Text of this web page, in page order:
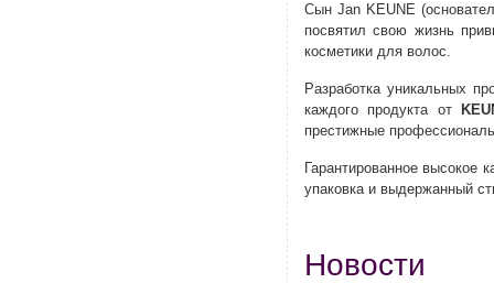
Сын Jan KEUNE
посвятил свою жизнь
косметики для волос.
Разработка уникальных
каждого продукта от
престижные
Гарантированное высокое
упаковка и выдержанный
Новости